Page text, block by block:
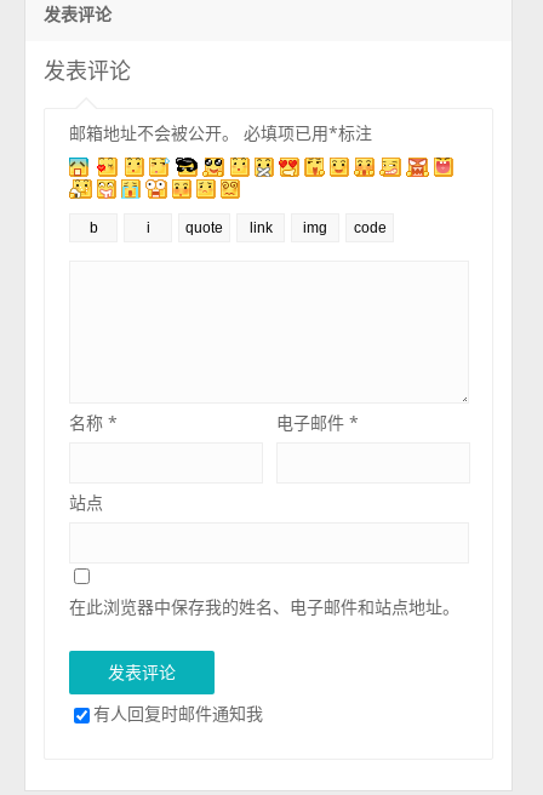
发表评论
发表评论
邮箱地址不会被公开。 必填项已用*标注
名称* 电子邮件*
站点
在此浏览器中保存我的姓名、电子邮件和站点地址。
有人回复时邮件通知我